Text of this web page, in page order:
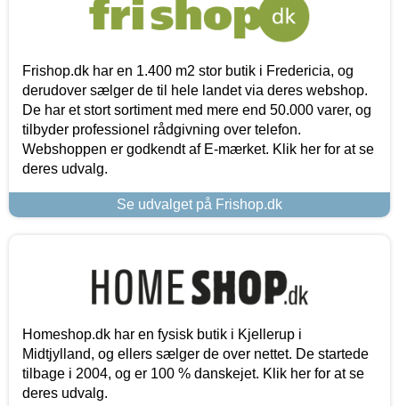
Frishop.dk har en 1.400 m2 stor butik i Fredericia, og
derudover sælger de til hele landet via deres webshop.
De har et stort sortiment med mere end 50.000 varer, og
tilbyder professionel rådgivning over telefon.
Webshoppen er godkendt af E-mærket. Klik her for at se
deres udvalg.
Se udvalget på Frishop.dk
Homeshop.dk har en fysisk butik i Kjellerup i
Midtjylland, og ellers sælger de over nettet. De startede
tilbage i 2004, og er 100 % danskejet. Klik her for at se
deres udvalg.